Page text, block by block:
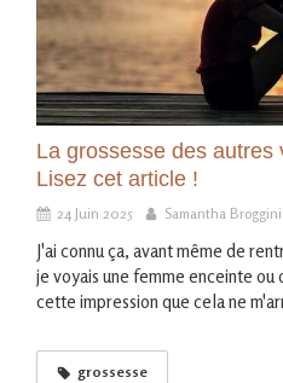
La grossesse des autres
Lisez cet article !
24 Juin 2025 Samantha Broggini
J'ai connu ça, avant même de
je voyais une femme enceinte ou
cette impression que cela ne
grossesse